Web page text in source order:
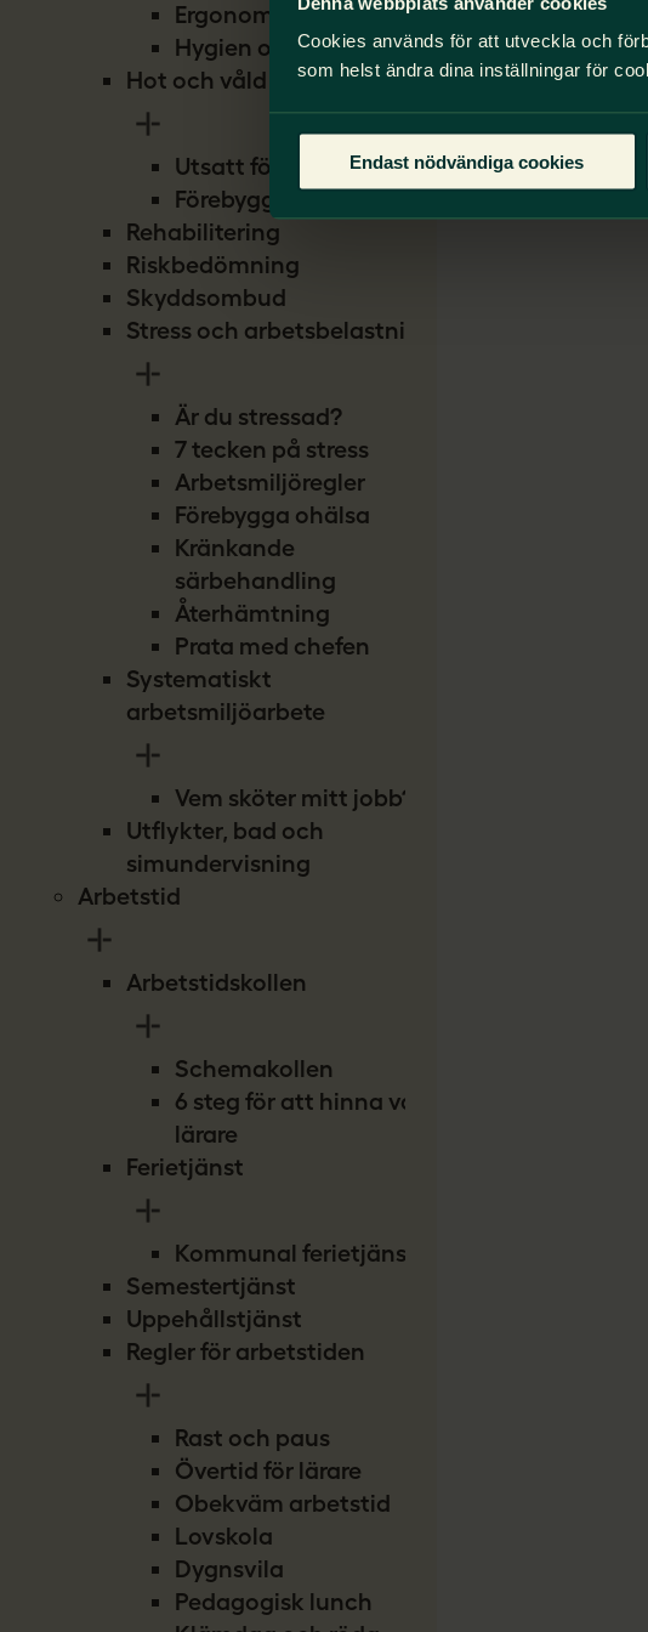
Cookies används för att utveckla och
som helst ändra dina inställningar för
Endast nödvändiga cookies
Ergonomi
Hygien och smitta
Hot och våld
Utsatt för hot
Förebygg hot
Rehabilitering
Riskbedömning
Skyddsombud
Stress och arbetsbelastning
Är du stressad?
7 tecken på stress
Arbetsmiljöregler
Förebygga ohälsa
Kränkande
särbehandling
Återhämtning
Prata med chefen
Systematiskt
arbetsmiljöarbete
Vem sköter mitt jobb?
Utflykter, bad och
simundervisning
Arbetstid
Arbetstidskollen
Schemakollen
6 steg för att hinna vara
lärare
Ferietjänst
Kommunal ferietjänst
Semestertjänst
Uppehållstjänst
Regler för arbetstiden
Rast och paus
Övertid för lärare
Obekväm arbetstid
Lovskola
Dygnsvila
Pedagogisk lunch
Uppdrag och